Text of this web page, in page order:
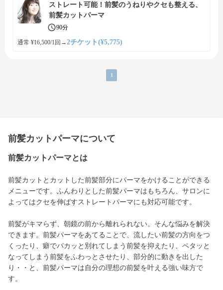
ストレート可能！前髪のうねりやクセも整える、
前髪カットパーマ
90分
通常 ¥16,500/1回 →2チケット(¥5,775)
1
前髪カットパーマについて
前髪カットパーマとは
前髪カットとカットした前髪部分にパーマをかけることができる
メニューです。ふんわりとした前髪パーマはもちろん、サロンに
よってはクセを伸ばすストレートパーマにも対応可能です。
前髪がキマらず、朝鏡の前から離れられない。そんな悩みを解決
できます。前髪パーマをあてることで、流したい前髪の方向をつ
くったり、癖でパカッと別れてしまう前髪を抑えたり、ペタッと
なってしまう前髪をふわっとさせたり、部分的に動きを出した
り・・と、前髪パーマは自分の理想の前髪を叶える強い味方で
す。